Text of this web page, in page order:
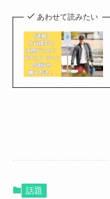
あわせて読みたい
話題